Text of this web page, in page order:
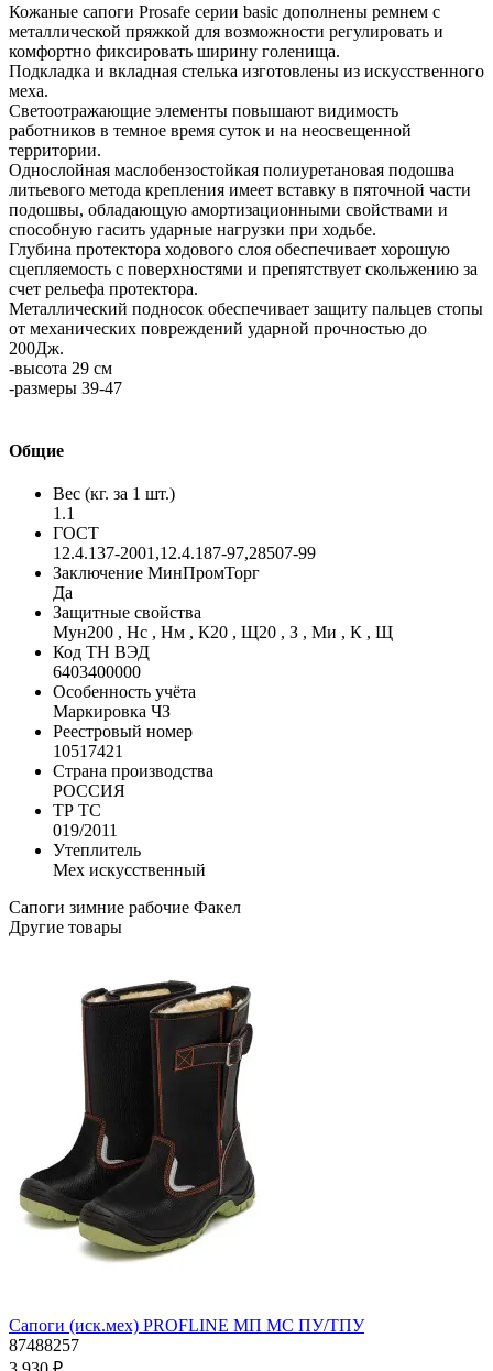
Кожаные сапоги Prosafe серии basic дополнены ремнем с
металлической пряжкой для возможности регулировать и
комфортно фиксировать ширину голенища.
Подкладка и вкладная стелька изготовлены из искусственного
меха.
Светоотражающие элементы повышают видимость
работников в темное время суток и на неосвещенной
территории.
Однослойная маслобензостойкая полиуретановая подошва
литьевого метода крепления имеет вставку в пяточной части
подошвы, обладающую амортизационными свойствами и
способную гасить ударные нагрузки при ходьбе.
Глубина протектора ходового слоя обеспечивает хорошую
сцепляемость с поверхностями и препятствует скольжению за
счет рельефа протектора.
Металлический подносок обеспечивает защиту пальцев стопы
от механических повреждений ударной прочностью до
200Дж.
-высота 29 см
-размеры 39-47
Общие
Вес (кг. за 1 шт.)
1.1
ГОСТ
12.4.137-2001,12.4.187-97,28507-99
Заключение МинПромТорг
Да
Защитные свойства
Мун200 , Нс , Нм , К20 , Щ20 , З , Ми , К , Щ
Код ТН ВЭД
6403400000
Особенность учёта
Маркировка ЧЗ
Реестровый номер
10517421
Страна производства
РОССИЯ
ТР ТС
019/2011
Утеплитель
Мех искусственный
Сапоги зимние рабочие Факел
Другие товары
Сапоги (иск.мех) PROFLINE МП МС ПУ/ТПУ
87488257